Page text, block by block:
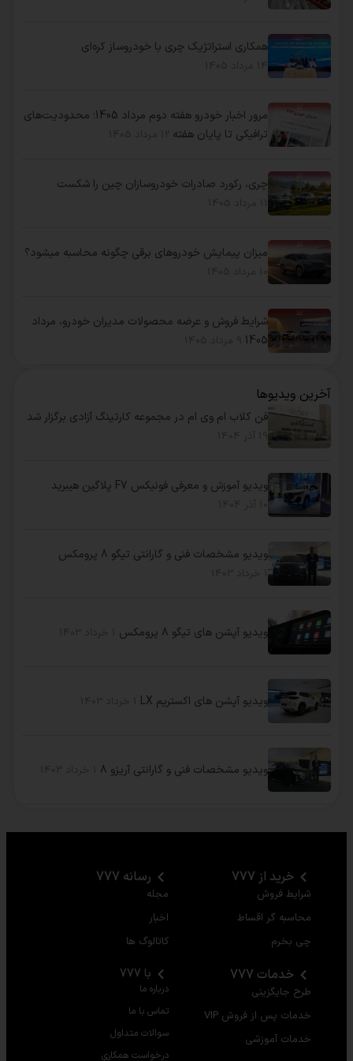
همکاری استراتژیک چری با خودروساز کره‌ای
مرور اخبار خودرو هفته دوم مرداد 1405؛ محدودیت‌های
ترافیکی تا پایان هفته
چری، رکورد صادرات خودروسازان چین را شکست
میزان پیمایش خودروهای برقی چگونه محاسبه میشود؟
شرایط فروش و عرضه محصولات مدیران خودرو، مرداد
1405
آخرین ویدیوها
فن کلاب ام وی ام در مجموعه کارتینگ آزادی برگزار شد
ویدیو آموزش و معرفی فونیکس F7 پلاگین هیبرید
ویدیو مشخصات فنی و گارانتی تیگو ۸ پرومکس
ویدیو آپشن های تیگو ۸ پرومکس
ویدیو آپشن های اکستریم LX
ویدیو مشخصات فنی و گارانتی آریزو ۸
خرید از 777
شرایط فروش
محاسبه گر اقساط
چی بخرم
رسانه 777
مجله
اخبار
کاتالوگ ها
خدمات 777
طرح جایگزینی
خدمات پس از فروش VIP
خدمات آموزشی
با 777
درباره ما
تماس با ما
سوالات متداول
درخواست همکاری